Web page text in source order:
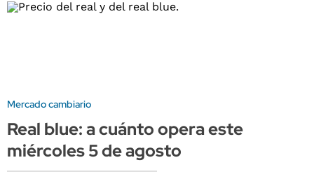
Mercado cambiario
Real blue: a cuánto opera este
miércoles 5 de agosto